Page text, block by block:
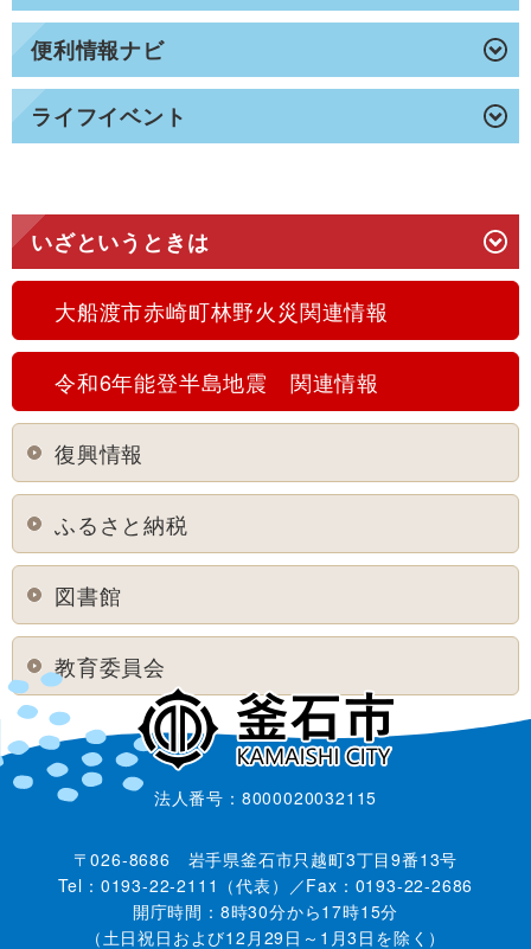
便利情報ナビ
ライフイベント
いざというときは
大船渡市赤崎町林野火災関連情報
令和6年能登半島地震 関連情報
復興情報
ふるさと納税
図書館
教育委員会
法人番号：8000020032115
〒026-8686 岩手県釜石市只越町3丁目9番13号
Tel：0193-22-2111（代表）／Fax：0193-22-2686
開庁時間：8時30分から17時15分
（土日祝日および12月29日～1月3日を除く）